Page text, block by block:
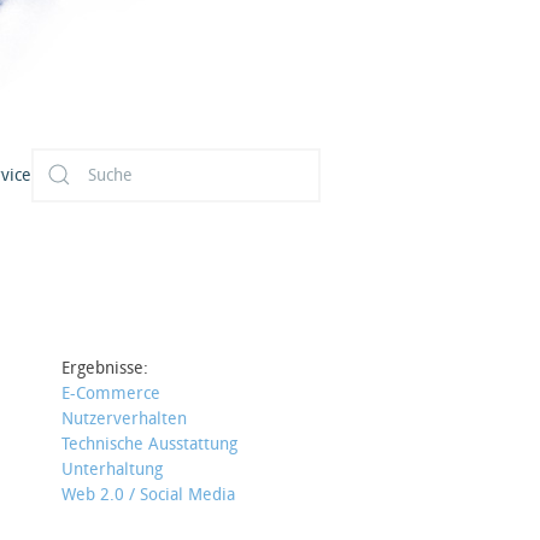
Ergebnisse:
E-Commerce
Nutzerverhalten
Technische Ausstattung
Unterhaltung
Web 2.0 / Social Media